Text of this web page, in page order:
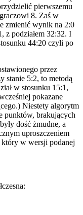
pierwszemu
8. Zaś w
zmienić wynik na 2:0
z podziałem 32:32. I
44:20 czyli po
przez
stanie 5:2, to metodą
w stosunku 15:1,
pokazane
Niestety algorytm
punktów, brakujących
dość żmudne, a
uproszczeniem
który w wersji podanej